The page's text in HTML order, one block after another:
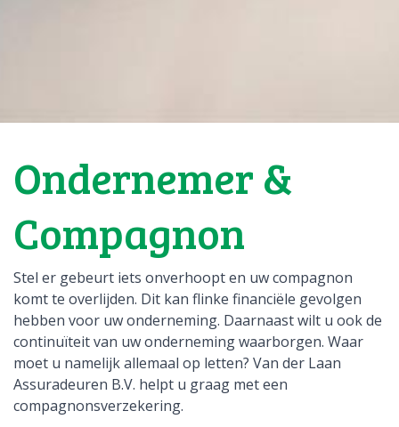
Ondernemer &
Compagnon
Stel er gebeurt iets onverhoopt en uw compagnon
komt te overlijden. Dit kan flinke financiële gevolgen
hebben voor uw onderneming. Daarnaast wilt u ook de
continuïteit van uw onderneming waarborgen. Waar
moet u namelijk allemaal op letten? Van der Laan
Assuradeuren B.V. helpt u graag met een
compagnonsverzekering.